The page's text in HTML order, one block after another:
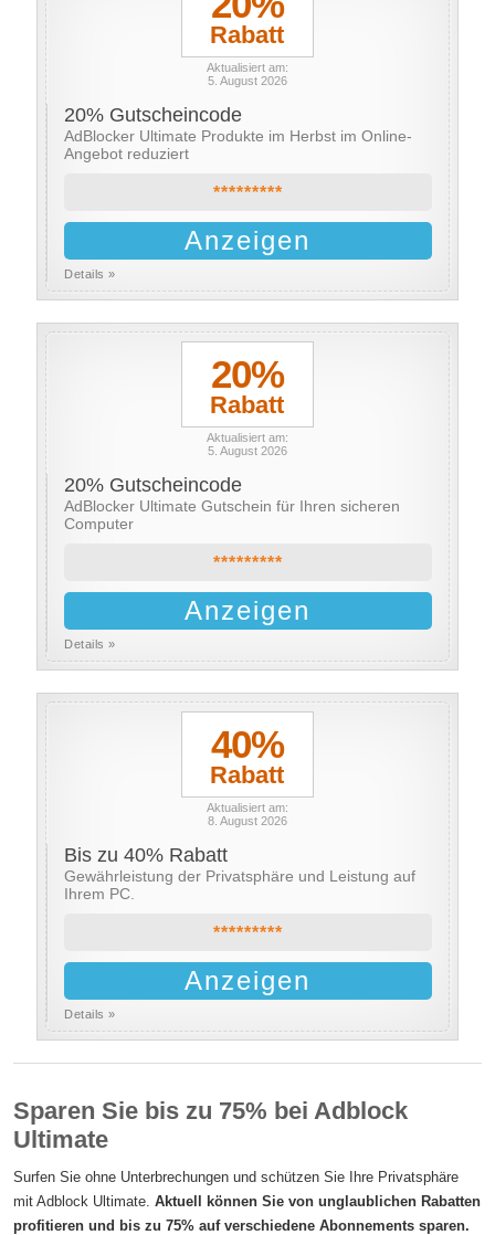
Rabatt
Aktualisiert am:
5. August 2026
20% Gutscheincode
AdBlocker Ultimate Produkte im Herbst im Online-
Angebot reduziert
*********
Anzeigen
Details »
20%
Rabatt
Aktualisiert am:
5. August 2026
20% Gutscheincode
AdBlocker Ultimate Gutschein für Ihren sicheren
Computer
*********
Anzeigen
Details »
40%
Rabatt
Aktualisiert am:
8. August 2026
Bis zu 40% Rabatt
Gewährleistung der Privatsphäre und Leistung auf
Ihrem PC.
*********
Anzeigen
Details »
Sparen Sie bis zu 75% bei Adblock
Ultimate
Surfen Sie ohne Unterbrechungen und schützen Sie Ihre Privatsphäre
mit Adblock Ultimate.Aktuell können Sie von unglaublichen Rabatten
profitieren und bis zu 75% auf verschiedene Abonnements sparen.